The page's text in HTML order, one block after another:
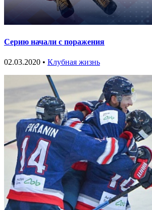
Серию начали с поражения
02.03.2020 • Клубная жизнь